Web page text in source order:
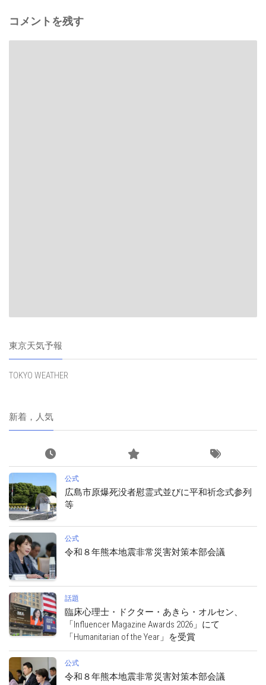
コメントを残す
東京天気予報
TOKYO WEATHER
新着，人気
公式
広島市原爆死没者慰霊式並びに平和祈念式参列
等
公式
令和８年熊本地震非常災害対策本部会議
話題
臨床心理士・ドクター・あきら・オルセン、
「Influencer Magazine Awards 2026」にて
「Humanitarian of the Year」を受賞
公式
令和８年熊本地震非常災害対策本部会議